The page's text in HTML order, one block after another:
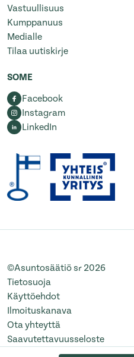
Vastuullisuus
Kumppanuus
Medialle
Tilaa uutiskirje
SOME
Facebook
Instagram
LinkedIn
©Asuntosäätiö sr 2026
Tietosuoja
Käyttöehdot
Ilmoituskanava
Ota yhteyttä
Saavutettavuusseloste
Muuta evästeasetuksia